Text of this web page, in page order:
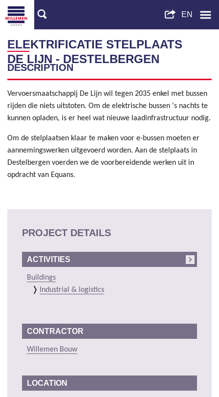
ELEKTRIFICATIE STELPLAATS
DE LIJN - DESTELBERGEN
DESCRIPTION
Vervoersmaatschappij De Lijn wil tegen 2035 enkel met bussen
rijden die niets uitstoten. Om de elektrische bussen 's nachts te
kunnen opladen, is er heel wat nieuwe laadinfrastructuur nodig.
Om de stelplaatsen klaar te maken voor e-bussen moeten er
aannemingswerken uitgevoerd worden. Aan de stelplaats in
Destelbergen voerden we de voorbereidende werken uit in
opdracht van Equans.
PROJECT DETAILS
ACTIVITIES
Buildings
Industrial & logistics
CONTRACTOR
Willemen Bouw
LOCATION